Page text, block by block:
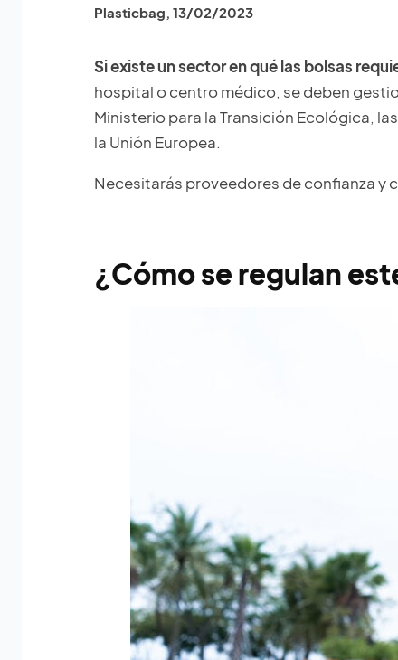
Plasticbag, 13/02/2023
Si existe un sector en qué las bolsas
hospital o centro médico, se deben
Ministerio para la Transición Ecológica,
la Unión Europea.
Necesitarás proveedores de confianza y
¿Cómo se regulan